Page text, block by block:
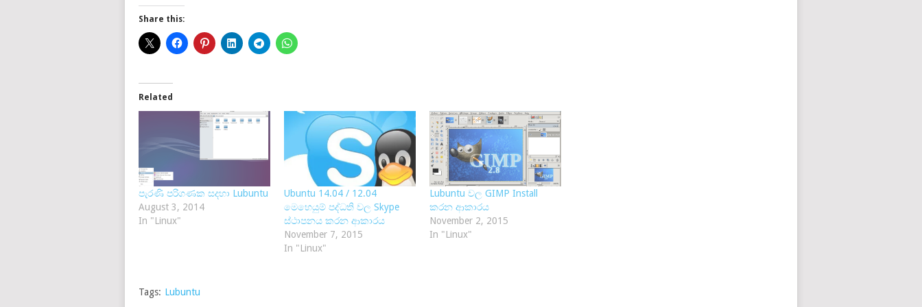
Share this:
Related
පැරණි පරිගණක සදහා Lubuntu
August 3, 2014
In "Linux"
Ubuntu 14.04 / 12.04
මෙහෙයුම් පද්ධති වල Skype
ස්ථාපනය කරන ආකාරය
November 7, 2015
In "Linux"
Lubuntu වල GIMP Install
කරන ආකාරය
November 2, 2015
In "Linux"
Tags: Lubuntu